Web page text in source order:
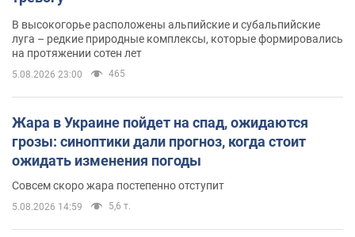
В высокогорье расположены альпийские и субальпийские
луга – редкие природные комплексы, которые формировались
на протяжении сотен лет
5.08.2026 23:00 465
Жара в Украине пойдет на спад, ожидаются
грозы: синоптики дали прогноз, когда стоит
ожидать изменения погоды
Совсем скоро жара постепенно отступит
5.08.2026 14:59 5,6 т.